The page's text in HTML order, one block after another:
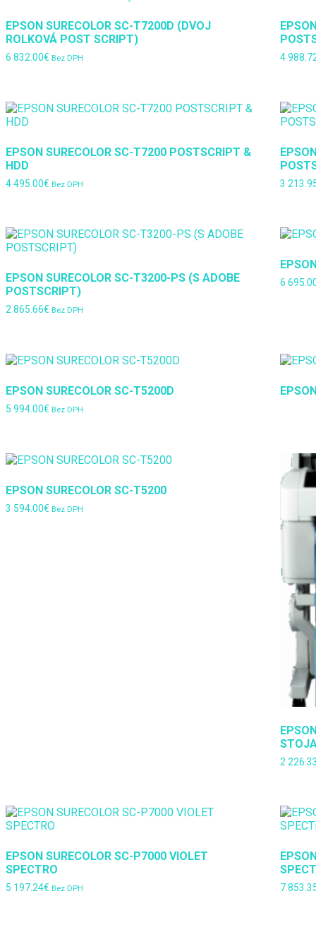
EPSON SURECOLOR SC-T7200D (DVOJ
ROLKOVÁ POST SCRIPT)
6 832.00€ Bez DPH 4
EPSON SURECOLOR SC-T7200 POSTSCRIPT &
HDD
4 495.00€ Bez DPH 3
EPSON SURECOLOR SC-T3200-PS (S ADOBE
POSTSCRIPT)
2 865.66€ Bez DPH
6
EPSON SURECOLOR SC-T5200D
5 994.00€ Bez DPH
EPSON SURECOLOR SC-T5200
3 594.00€ Bez DPH
2
EPSON SURECOLOR SC-P7000 VIOLET
SPECTRO
5 197.24€ Bez DPH 7